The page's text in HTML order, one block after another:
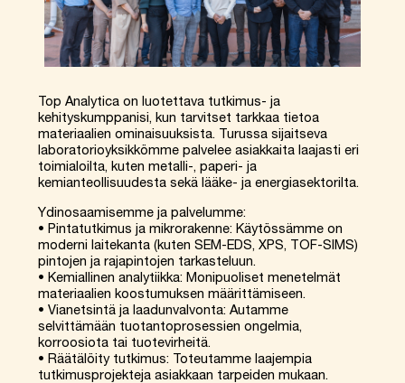
Top Analytica on luotettava tutkimus- ja
kehityskumppanisi, kun tarvitset tarkkaa tietoa
materiaalien ominaisuuksista. Turussa sijaitseva
laboratorioyksikkömme palvelee asiakkaita laajasti eri
toimialoilta, kuten metalli-, paperi- ja
kemianteollisuudesta sekä lääke- ja energiasektorilta.
Ydinosaamisemme ja palvelumme:
• Pintatutkimus ja mikrorakenne: Käytössämme on
moderni laitekanta (kuten SEM-EDS, XPS, TOF-SIMS)
pintojen ja rajapintojen tarkasteluun.
• Kemiallinen analytiikka: Monipuoliset menetelmät
materiaalien koostumuksen määrittämiseen.
• Vianetsintä ja laadunvalvonta: Autamme
selvittämään tuotantoprosessien ongelmia,
korroosiota tai tuotevirheitä.
• Räätälöity tutkimus: Toteutamme laajempia
tutkimusprojekteja asiakkaan tarpeiden mukaan.